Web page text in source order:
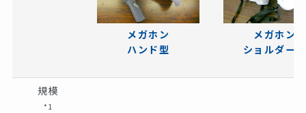
メガホン
ハンド型
メガホン
ショルダー
規模
*1